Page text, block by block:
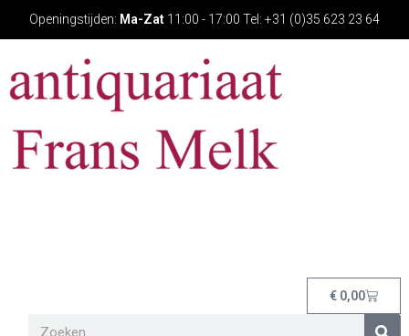
Openingstijden: Ma-Zat 11:00 - 17:00 Tel: +31 (0)35 623 23 64
€ 0,00